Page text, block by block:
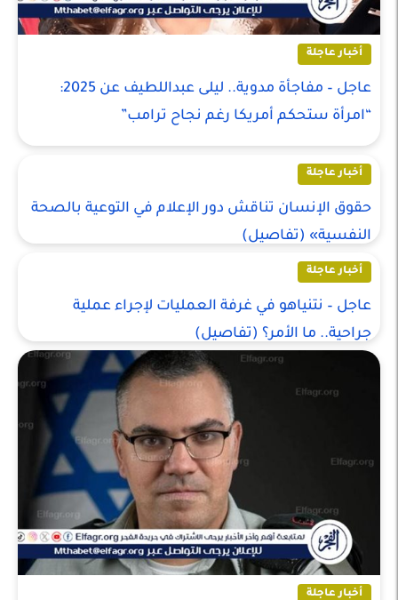
أخبار عاجلة
عاجل – مفاجأة مدوية.. ليلى عبداللطيف عن 2025:
“امرأة ستحكم أمريكا رغم نجاح ترامب”
أخبار عاجلة
حقوق الإنسان تناقش دور الإعلام في التوعية بالصحة
النفسية» (تفاصيل)
أخبار عاجلة
عاجل – نتنياهو في غرفة العمليات لإجراء عملية
جراحية.. ما الأمر؟ (تفاصيل)
أخبار عاجلة